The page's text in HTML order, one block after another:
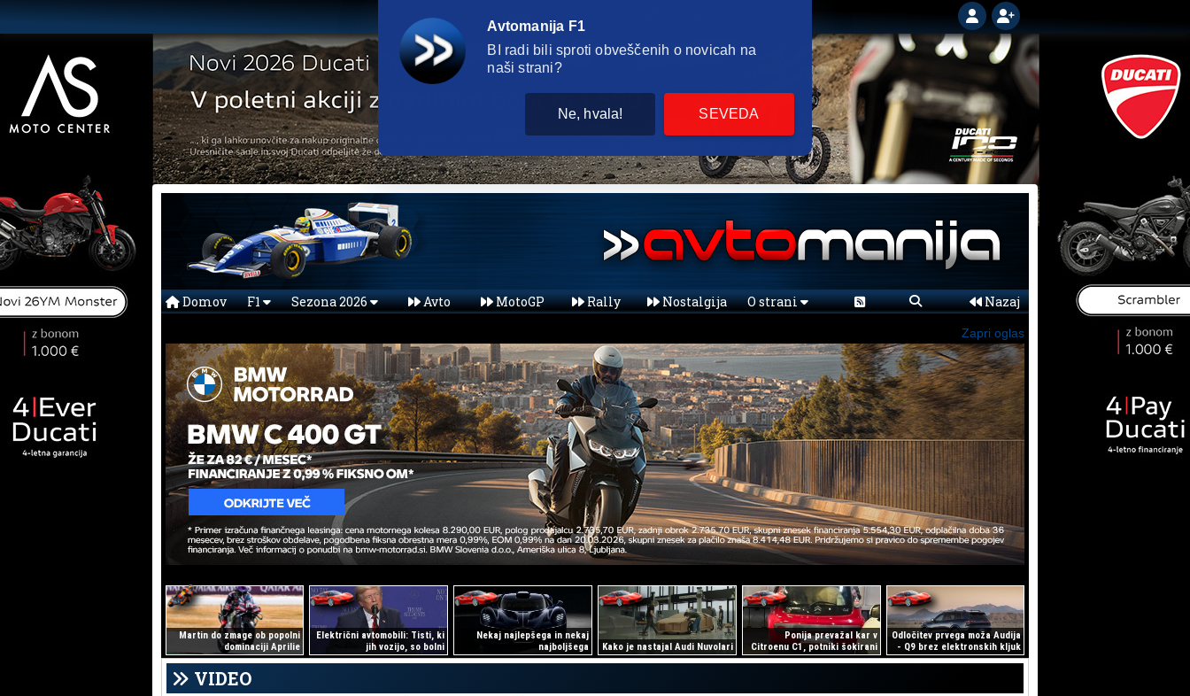
Domov F1 Sezona 2026 Avto MotoGP Rally Nostalgija O strani Nazaj
Zapri oglas
Martin do zmage ob popolni
dominaciji Aprilie
Električni avtomobili: Tisti, ki
jih vozijo, so bolni
Nekaj najlepšega in nekaj
najboljšega
Kako je nastajal Audi Nuvolari
Ponija prevažal kar v
Citroenu C1, potniki šokirani
Odločitev prvega moža Audija
- Q9 brez elektronskih kljuk
VIDEO
Avtomanija F1
BI radi bili sproti obveščenih o novicah na
naši strani?
SEVEDA
Ne, hvala!